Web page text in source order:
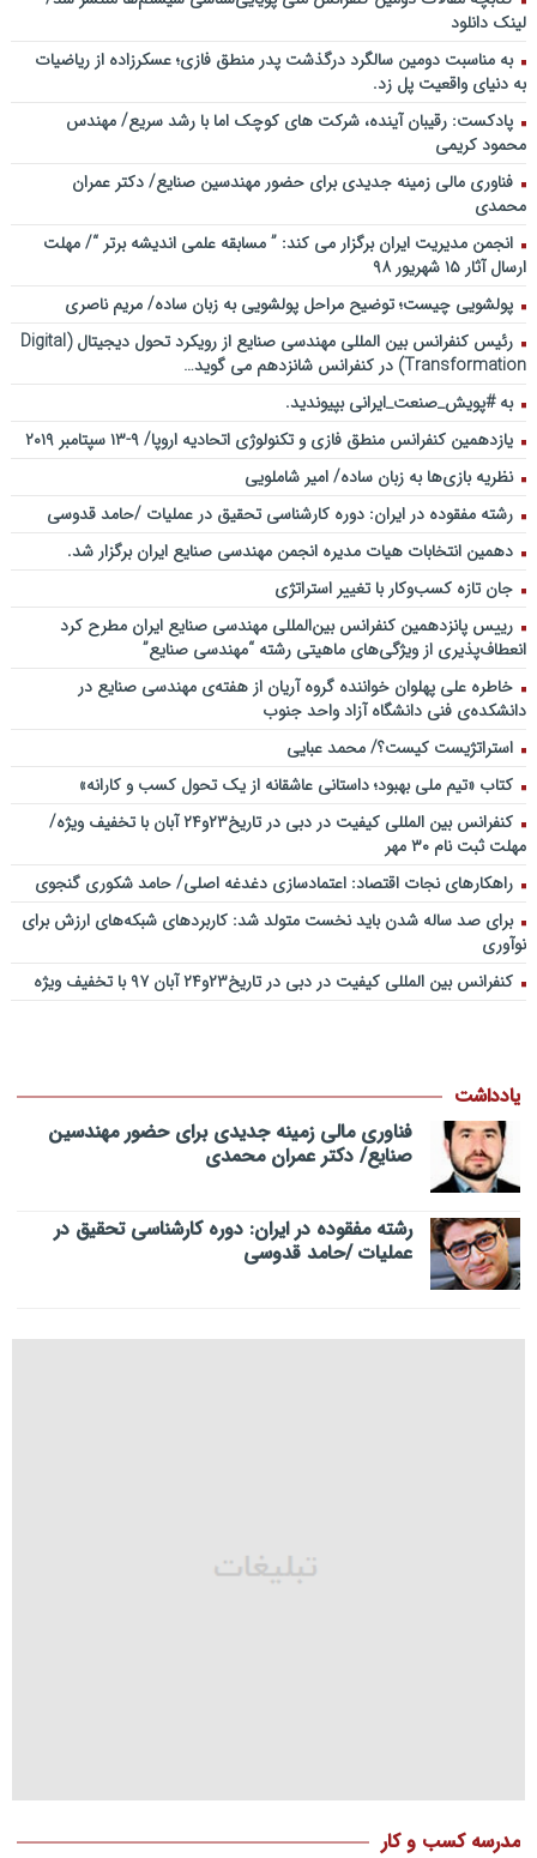
لینک دانلود
به مناسبت دومین سالگرد درگذشت پدر منطق فازی؛ عسکرزاده از ریاضیات
به دنیای واقعیت پل زد.
پادکست: رقیبان آینده، شرکت های کوچک اما با رشد سریع/ مهندس
محمود کریمی
فناوری مالی زمینه جدیدی برای حضور مهندسین صنایع/ دکتر عمران
محمدی
انجمن مدیریت ایران برگزار می کند: ” مسابقه علمی اندیشه برتر “/ مهلت
ارسال آثار ۱۵ شهریور ۹۸
پولشویی چیست؛ توضیح مراحل پولشویی به زبان ساده/ مریم ناصری
رئیس کنفرانس بین المللی مهندسی صنایع از رویکرد تحول دیجیتال (Digital
Transformation) در کنفرانس شانزدهم می گوید…
به #پویش_صنعت_ایرانی بپیوندید.
یازدهمین کنفرانس منطق فازی و تکنولوژی اتحادیه اروپا/ ۹-۱۳ سپتامبر ۲۰۱۹
نظریه بازی‌ها به زبان ساده/ امیر شاملویی
رشته مفقوده در ایران: دوره کارشناسی تحقیق در عملیات /حامد قدوسی
دهمین انتخابات هیات مدیره انجمن مهندسی صنایع ایران برگزار شد.
جان تازه کسب‌وکار با تغییر استراتژی
رییس پانزدهمین کنفرانس بین‌المللی مهندسی صنایع ایران مطرح کرد
انعطاف‌پذیری از ویژگی‌های ماهیتی رشته “مهندسی صنایع”
خاطره علی پهلوان خواننده گروه آریان از هفته‌ی مهندسی صنایع در
دانشکده‌ی فنی دانشگاه آزاد واحد جنوب
استراتژیست کیست؟‬/ محمد عبایی
کتاب «تیم ملی بهبود؛ داستانی عاشقانه از یک تحول کسب و کارانه»
کنفرانس بین المللی کیفیت در دبی در تاریخ۲۳و۲۴ آبان با تخفیف ویژه/
مهلت ثبت نام ۳۰ مهر
راهکارهای نجات اقتصاد: اعتمادسازی دغدغه اصلی/ حامد شکوری گنجوی
برای صد ساله شدن باید نخست متولد شد: کاربردهای شبکه‌های ارزش برای
نوآوری
کنفرانس بین المللی کیفیت در دبی در تاریخ۲۳و۲۴ آبان ۹۷ با تخفیف ویژه
یادداشت
فناوری مالی زمینه جدیدی برای حضور مهندسین
صنایع/ دکتر عمران محمدی
رشته مفقوده در ایران: دوره کارشناسی تحقیق در
عملیات /حامد قدوسی
مدرسه کسب و کار